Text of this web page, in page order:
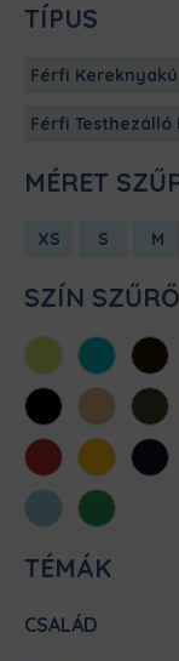
TÍPUS
Férfi
Férfi Testhezálló
MÉRET
XS S M
SZÍN SZŰRŐ
AlmazöldAtollkék
FeketeHomokKhaki
Piros Sárga
Világoskék
Zöld
TÉMÁK
CSALÁD